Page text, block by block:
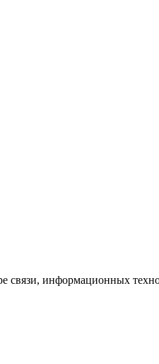
информационных